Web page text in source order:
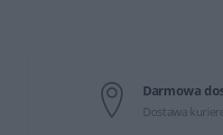
Darmowa
Dostawa